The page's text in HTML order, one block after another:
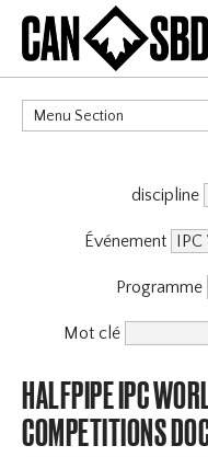
Menu Section
Événements &discipline
Événement
Programme
Mot clé
HALFPIPE IPC
COMPETITIONS